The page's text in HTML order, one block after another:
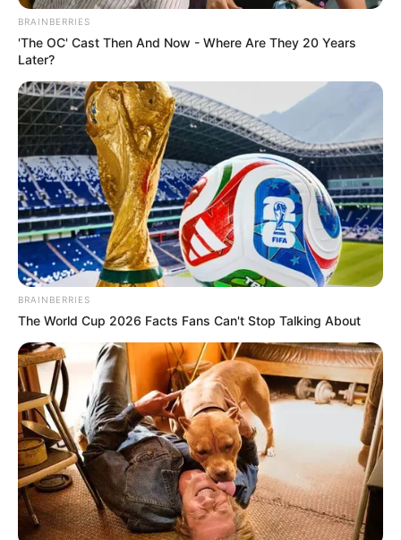
asesi… Ver más
BRAINBERRIES
'The OC' Cast Then And Now - Where Are They 20 Years
Later?
BRAINBERRIES
The World Cup 2026 Facts Fans Can't Stop Talking About